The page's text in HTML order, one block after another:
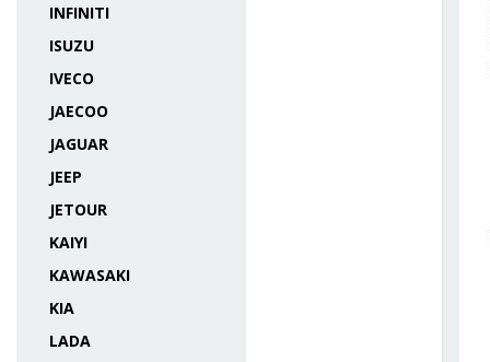
INFINITI
ISUZU
IVECO
JAECOO
JAGUAR
JEEP
JETOUR
KAIYI
KAWASAKI
KIA
LADA